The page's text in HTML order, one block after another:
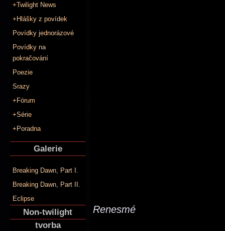
+Twilight News
+Hlášky z povídek
Povídky jednorázové
Povídky na
pokračování
Poezie
Srazy
+Fórum
+Série
+Poradna
Galerie
Breaking Dawn, Part I.
Breaking Dawn, Part II.
Eclipse
Non-twilight
tvorba
Renesmé